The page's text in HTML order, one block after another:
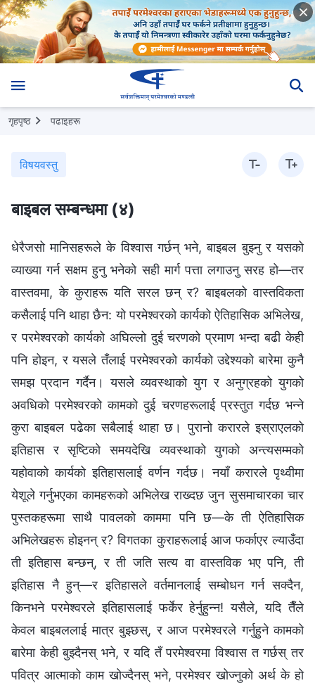
गृहपृष्ठ पढाइहरू
विषयवस्तु
बाइबल सम्बन्धमा (४)
धेरैजसो मानिसहरूले के विश्‍वास गर्छन् भने, बाइबल बुझ्नु र यसको
व्याख्या गर्न सक्षम हुनु भनेको सही मार्ग पत्ता लगाउनु सरह हो—तर
वास्तवमा, के कुराहरू यति सरल छन् र? बाइबलको वास्तविकता
कसैलाई पनि थाहा छैन: यो परमेश्‍वरको कार्यको ऐतिहासिक अभिलेख,
र परमेश्‍वरको कार्यको अघिल्लो दुई चरणको प्रमाण भन्दा बढी केही
पनि होइन, र यसले तँलाई परमेश्‍वरको कार्यको उद्देश्यको बारेमा कुनै
समझ प्रदान गर्दैन। यसले व्यवस्थाको युग र अनुग्रहको युगको
अवधिको परमेश्‍वरको कामको दुई चरणहरूलाई प्रस्तुत गर्दछ भन्‍ने
कुरा बाइबल पढेका सबैलाई थाहा छ। पुरानो करारले इस्राएलको
इतिहास र सृष्टिको समयदेखि व्यवस्थाको युगको अन्त्यसम्मको
यहोवाको कार्यको इतिहासलाई वर्णन गर्दछ। नयाँ करारले पृथ्वीमा
येशूले गर्नुभएका कामहरूको अभिलेख राख्दछ जुन सुसमाचारका चार
पुस्तकहरूमा साथै पावलको काममा पनि छ—के ती ऐतिहासिक
अभिलेखहरू होइनन् र? विगतका कुराहरूलाई आज फर्काएर ल्याउँदा
ती इतिहास बन्छन्, र ती जति सत्य वा वास्तविक भए पनि, ती
इतिहास नै हुन्—र इतिहासले वर्तमानलाई सम्बोधन गर्न सक्दैन,
किनभने परमेश्‍वरले इतिहासलाई फर्केर हेर्नुहुन्‍न! यसैले, यदि तैँले
केवल बाइबललाई मात्र बुझ्छस्, र आज परमेश्‍वरले गर्नुहुने कामको
बारेमा केही बुझ्दैनस् भने, र यदि तँ परमेश्‍वरमा विश्‍वास त गर्छस् तर
पवित्र आत्माको काम खोज्दैनस् भने, परमेश्‍वर खोज्नुको अर्थ के हो